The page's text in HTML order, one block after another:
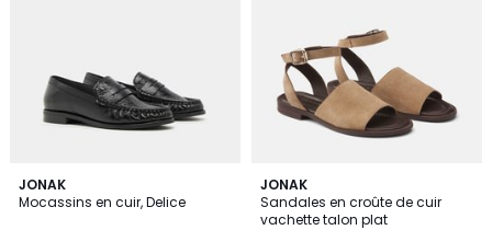
JONAK
Mocassins en cuir, Delice
JONAK
Sandales en croûte de cuir
vachette talon plat